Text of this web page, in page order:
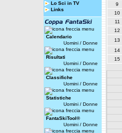
Lo Sci in TV
Links
Calendario
Uomini / Donne
Risultati
Uomini / Donne
Classifiche
Uomini / Donne
Statistiche
Uomini / Donne
FantaSkiTool®
Uomini / Donne
9
10
11
12
13
14
15